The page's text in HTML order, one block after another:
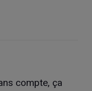
compte, ça